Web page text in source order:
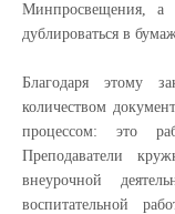
Минпросвещения, а
дублироваться в
Благодаря этому
количеством
процессом: это
Преподаватели
внеурочной
воспитательной